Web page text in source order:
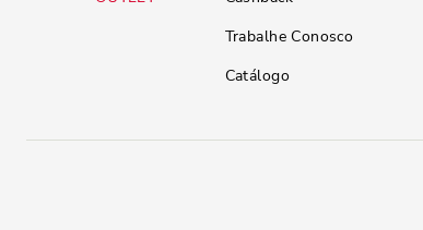
Trabalhe Conosco
Catálogo